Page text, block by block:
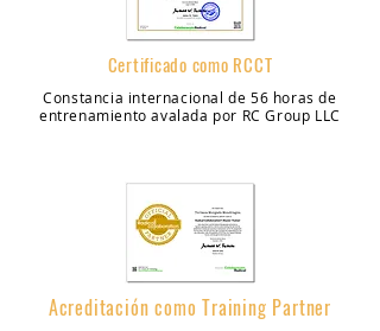
Certificado como RCCT
Constancia internacional de 56 horas de
entrenamiento avalada por RC Group LLC
Acreditación como Training Partner